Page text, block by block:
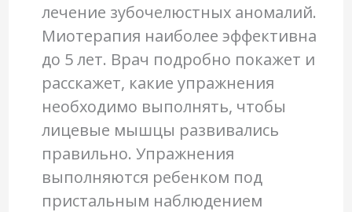
лечение зубочелюстных аномалий.
Миотерапия наиболее эффективна
до 5 лет. Врач подробно покажет и
расскажет, какие упражнения
необходимо выполнять, чтобы
лицевые мышцы развивались
правильно. Упражнения
выполняются ребенком под
пристальным наблюдением